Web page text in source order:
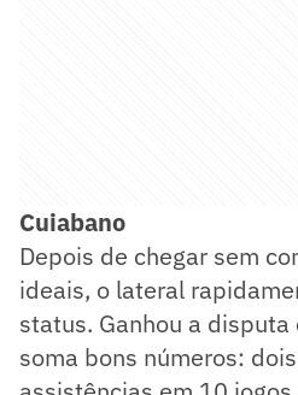
Cuiabano
Depois de chegar sem
ideais, o lateral
status. Ganhou a disputa
soma bons números: